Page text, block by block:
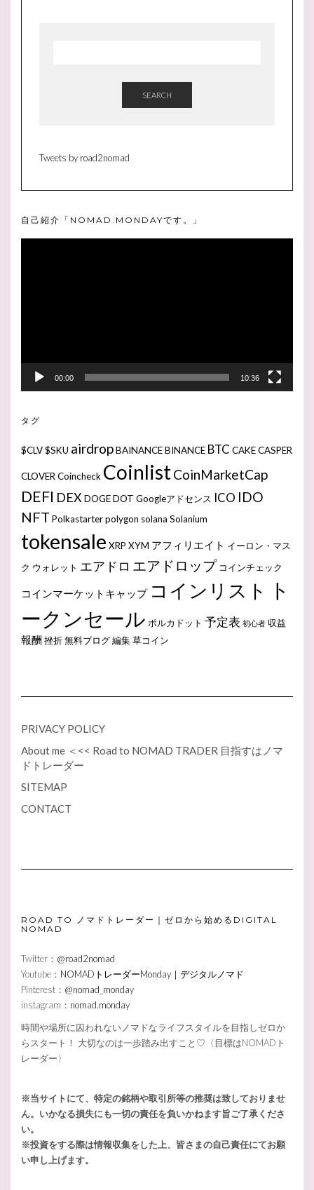
SEARCH
Tweets by road2nomad
自己紹介「NOMAD.MONDAYです。」
00:00 10:36
タグ
$CLV$SKU airdropBAINANCEBINANCE BTC CAKECASPER
CLOVER Coincheck CoinlistCoinMarketCap
DEFI DEX DOGEDOT Googleアドセンス ICO IDO
NFT Polkastarterpolygon solana Solanium
tokensale XRP XYM アフィリエイト イーロン・マス
ク ウォレット エアドロ エアドロップ コインチェック
コインマーケットキャップ コインリスト
ト
ークンセール ポルカドット 予定表 初心者 収益
報酬 挫折無料ブログ編集草コイン
PRIVACY POLICY
About me ＜<< Road to NOMAD TRADER 目指すはノマ
ドトレーダー
SITEMAP
CONTACT
ROAD TO ノマドトレーダー｜ゼロから始めるDIGITAL
NOMAD
Twitter： @road2nomad
Youtube： NOMADトレーダーMonday｜デジタルノマド
Pinterest： @nomad_monday
instagram： nomad.monday
時間や場所に囚われないノマドなライフスタイルを目指しゼロか
らスタート！ 大切なのは一歩踏み出すこと♡〈目標はNOMADト
レーダー〉
※当サイトにて、特定の銘柄や取引所等の推奨は致しておりませ
ん。いかなる損失にも一切の責任を負いかねます旨ご了承くださ
い。
※投資をする際は情報収集をした上、皆さまの自己責任にてお願
い申し上げます。